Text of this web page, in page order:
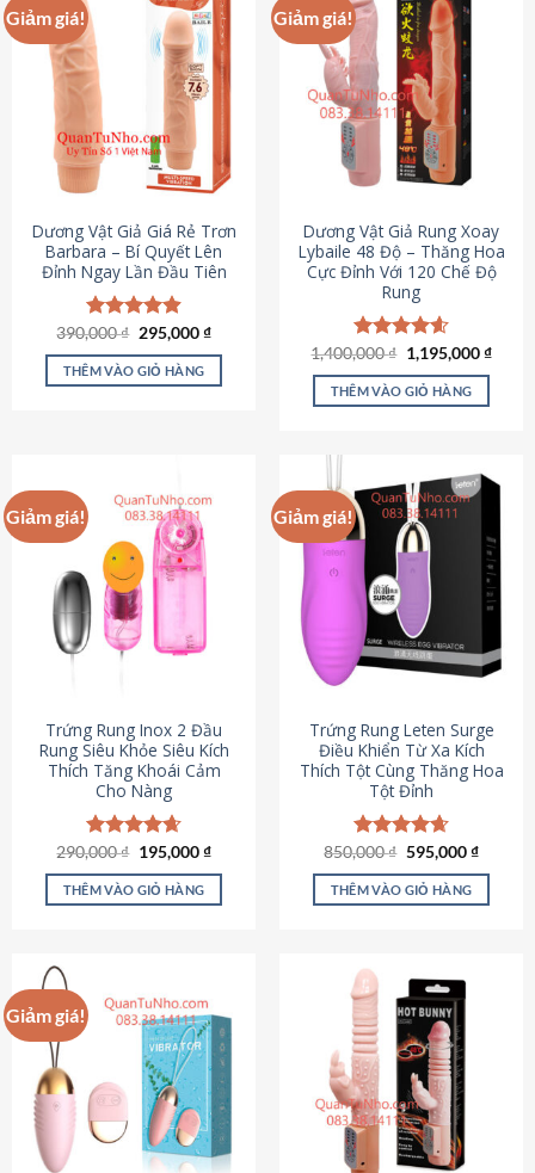
Giảm giá!
Dương Vật Giả Giá Rẻ Trơn
Barbara – Bí Quyết Lên
Đỉnh Ngay Lần Đầu Tiên
Được xếp
hạng4.90
5 sao
390,000₫ Giá
là:
390,000 ₫.
295,000₫Giá
tại
THÊM VÀO GIỎ HÀNG
Giảm giá!
Dương Vật Giả Rung Xoay
Lybaile 48 Độ – Thăng Hoa
Cực Đỉnh Với 120 Chế Độ
Rung
Được xếp
hạng4.62
5 sao
1,400,000₫ Giá
gốc
là:
1,400,000 ₫.
1,195,000₫Giá
THÊM VÀO GIỎ HÀNG
Giảm giá!
Trứng Rung Inox 2 Đầu
Rung Siêu Khỏe Siêu Kích
Thích Tăng Khoái Cảm
Cho Nàng
Được xếp
hạng4.64
5 sao
290,000₫ Giá
là:
290,000 ₫.
195,000₫Giá
tại
THÊM VÀO GIỎ HÀNG
Giảm giá!
Trứng Rung Leten Surge
Điều Khiển Từ Xa Kích
Thích Tột Cùng Thăng Hoa
Tột Đỉnh
Được xếp
hạng4.69
5 sao
850,000₫ Giá
là:
850,000 ₫.
595,000₫Giá
tại
THÊM VÀO GIỎ HÀNG
Giảm giá!